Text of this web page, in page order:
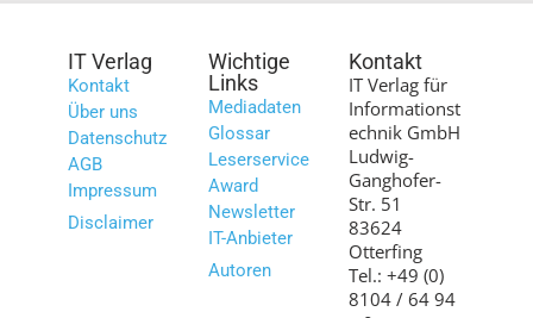
IT Verlag
Kontakt
Über uns
Datenschutz
AGB
Impressum
Disclaimer
Wichtige
Links
Mediadaten
Glossar
Leserservice
Award
Newsletter
IT-Anbieter
Autoren
Kontakt
IT Verlag für
Informationst
echnik GmbH
Ludwig-
Ganghofer-
Str. 51
83624
Otterfing
Tel.: +49 (0)
8104 / 64 94